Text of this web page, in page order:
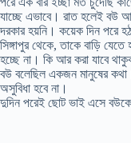
যাচ্ছে এভাবে। রাত হলেই বউ
দরকার হয়নি। কয়েক দিন পরে
সিঙ্গাপুর থেকে, তাকে বাড়ি
হচ্ছে না। কি আর করা যাবে
বউ বলেছিল একজন মানুষের
অসুবিধা হবে না।
দুদিন পরেই ছোট ভাই এসে